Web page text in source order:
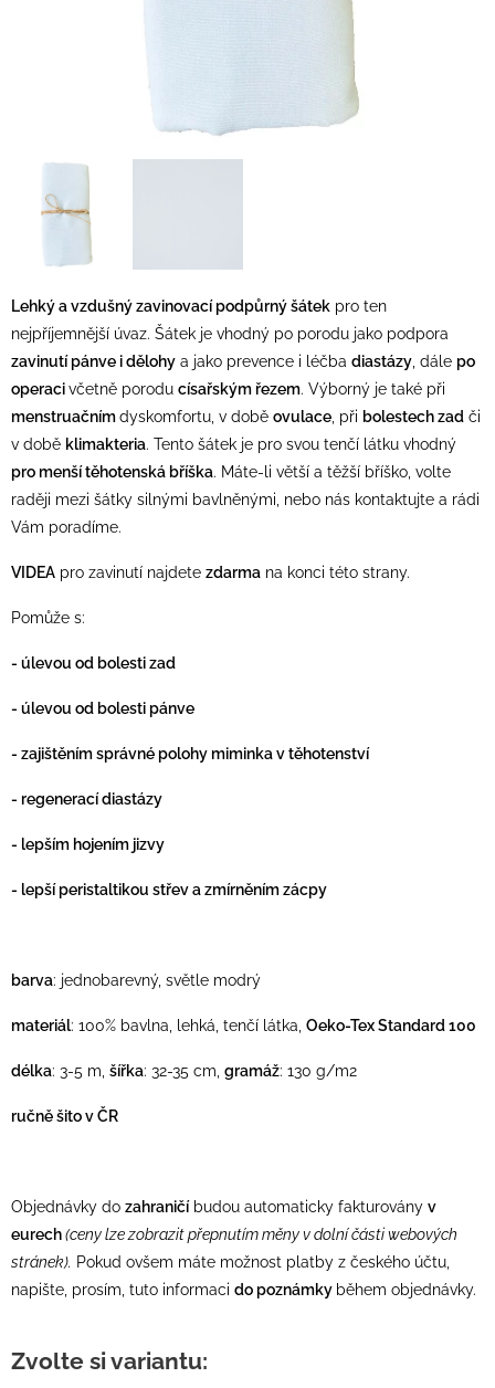
Lehký a vzdušný zavinovací podpůrný šátek pro ten
nejpříjemnější úvaz. Šátek je vhodný po porodu jako podpora
zavinutí pánve i dělohy a jako prevence i léčba diastázy , dále po
operacivčetně porodu císařským řezem. Výborný je také při
menstruačnímdyskomfortu, v době ovulace , při bolestech zad či
v době klimakteria. Tento šátek je pro svou tenčí látku vhodný
pro menší těhotenská bříška. Máte-li větší a těžší bříško, volte
raději mezi šátky silnými bavlněnými, nebo nás kontaktujte a rádi
Vám poradíme.
VIDEA pro zavinutí najdete zdarma na konci této strany.
Pomůže s:
- úlevou od bolesti zad
- úlevou od bolesti pánve
- zajištěním správné polohy miminka v těhotenství
- regenerací diastázy
- lepším hojením jizvy
- lepší peristaltikou střev azmírněnímzácpy
barva: jednobarevný, světle modrý
materiál: 100% bavlna, lehká, tenčí látka, Oeko-Tex Standard 100
délka: 3-5 m, šířka: 32-35 cm, gramáž: 130 g/m2
ručně šito v ČR
Objednávky do zahraničíbudou automaticky fakturovány v
eurech(ceny lze zobrazit přepnutím měny v dolní části webových
stránek). Pokud ovšem máte možnost platby z českého účtu,
napište, prosím, tuto informaci do poznámky během objednávky.
Zvolte si variantu: